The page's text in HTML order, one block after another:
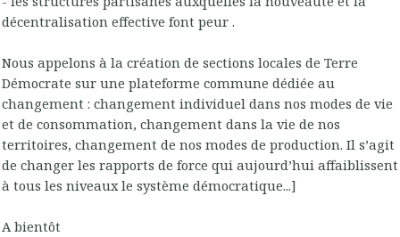
décentralisation effective font peur .
Nous appelons à la création de sections locales de Terre
Démocrate sur une plateforme commune dédiée au
changement : changement individuel dans nos modes de vie
et de consommation, changement dans la vie de nos
territoires, changement de nos modes de production. Il s’agit
de changer les rapports de force qui aujourd’hui affaiblissent
à tous les niveaux le système démocratique...]
A bientôt